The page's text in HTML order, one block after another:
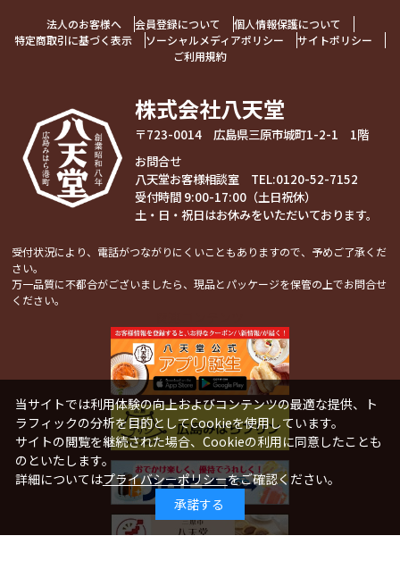
法人のお客様へ 会員登録について
個人情報保護について
特定商取引に基づく表示
ソーシャルメディアポリシー
サイトポリシー
ご利用規約
株式会社八天堂
〒723-0014 広島県三原市城町1-2-1 1階
お問合せ
八天堂お客様相談室 TEL:0120-52-7152
受付時間 9:00-17:00（土日祝休）
土・日・祝日はお休みをいただいております。
受付状況により、電話がつながりにくいこともありますので、予めご了承くだ
さい。
万一品質に不都合がございましたら、現品とパッケージを保管の上でお問合せ
ください。
当サイトでは利用体験の向上およびコンテンツの最適な提供、ト
ラフィックの分析を目的としてCookieを使用しています。
サイトの閲覧を継続された場合、Cookieの利用に同意したことも
のといたします。
詳細についてはプライバシーポリシーをご確認ください。
承諾する